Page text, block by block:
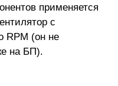
применяется
с
RPM (он не
на БП).